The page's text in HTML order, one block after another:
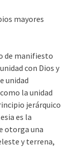
mayores
de manifiesto
con Dios y
unidad
la unidad
jerárquico
es la
otorga una
y terrena,